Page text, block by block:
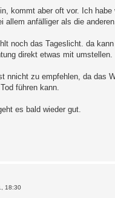
kommt aber oft vor. Ich
allem anfälliger als die anderen.
noch das Tageslicht. da
direkt etwas mit umstellen.
nnicht zu empfehlen, da das
führen kann.
es bald wieder gut.
18:30